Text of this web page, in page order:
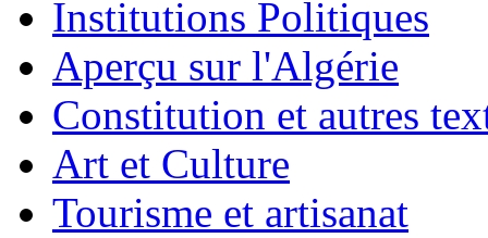
Institutions Politiques
Aperçu sur l'Algérie
Constitution et autres
Art et Culture
Tourisme et artisanat